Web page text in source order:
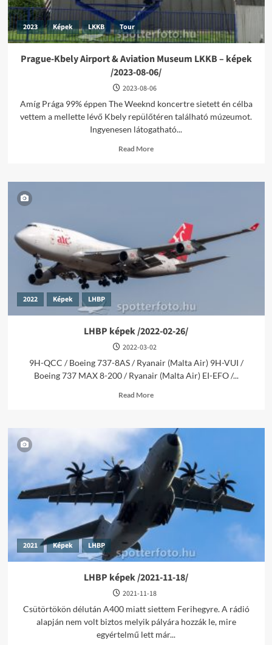
2023 Képek LKKB Tour
Prague-Kbely Airport & Aviation Museum LKKB – képek
/2023-08-06/
2023-08-06
Amíg Prága 99% éppen The Weeknd koncertre sietett én célba
vettem a mellette lévő Kbely repülőtéren található múzeumot.
Ingyenesen látogatható...
Read MoreRead
Museum
LKKB
–
képek
/2023-
08-
2022 Képek LHBP
LHBP képek /2022-02-26/
2022-03-02
9H-QCC / Boeing 737-8AS / Ryanair (Malta Air) 9H-VUI /
Boeing 737 MAX 8-200 / Ryanair (Malta Air) EI-EFO /...
Read MoreRead
képek
/2022-
26/
2021 Képek LHBP
LHBP képek /2021-11-18/
2021-11-18
Csütörtökön délután A400 miatt siettem Ferihegyre. A rádió
alapján nem volt biztos melyik pályára hozzák le, mire
egyértelmű lett már...